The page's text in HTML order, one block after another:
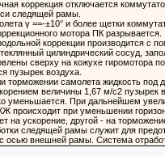
коррекция отключается
следящей рамы.
γ ==-±10° и более щетки
мотора ПК разрывается.
коррекции производится с
цилиндрический со­суд,
сверху на кожухе гиромотора
пузырек воздуха.
торможении самолета жидкость
величины 1,67 м/с2 пузырек
уменьша­ется. При дальнейшем
происходит при уменьшении
на ускорение, другой - на
следящей рамы служит для
с осью внеш­ней рамы. Система